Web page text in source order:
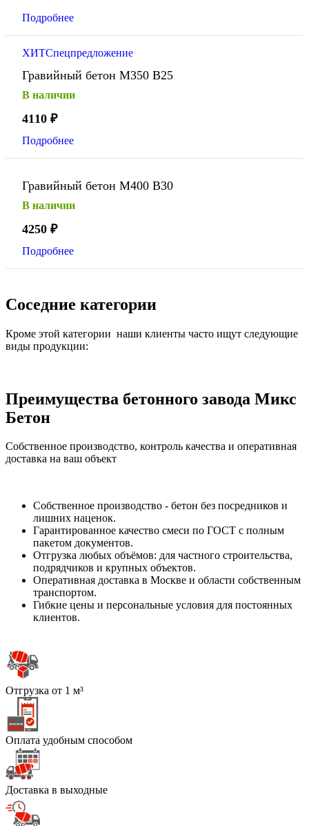
Подробнее
ХИТСпецпредложение
Гравийный бетон М350 В25
В наличии
4110 ₽
Подробнее
Гравийный бетон М400 В30
В наличии
4250 ₽
Подробнее
Соседние категории
Кроме этой категории наши клиенты часто ищут следующие
виды продукции:
Преимущества бетонного завода Микс
Бетон
Собственное производство, контроль качества и оперативная
доставка на ваш объект
Собственное производство - бетон без посредников и
лишних наценок.
Гарантированное качество смеси по ГОСТ с полным
пакетом документов.
Отгрузка любых объёмов: для частного строительства,
подрядчиков и крупных объектов.
Оперативная доставка в Москве и области собственным
транспортом.
Гибкие цены и персональные условия для постоянных
клиентов.
Отгрузка от 1 м³
Оплата удобным способом
Доставка в выходные